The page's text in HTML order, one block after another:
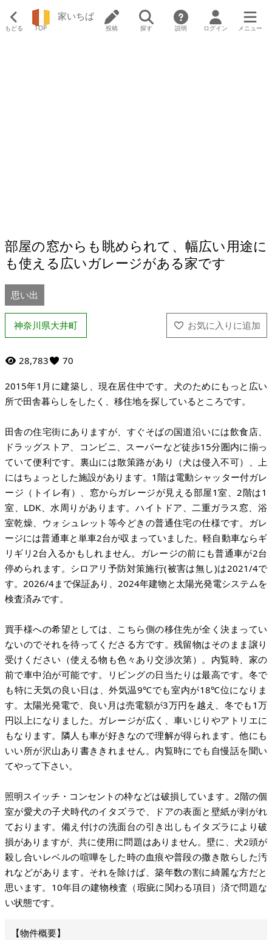
もどる TOP
家いちば
投稿 探す 説明 ログイン メニュー
部屋の窓からも眺められて、幅広い用途に
も使える広いガレージがある家です
思い出
神奈川県大井町
28,783 70
2015年1月に建築し、現在居住中です。犬のためにもっと広い
所で田舎暮らしをしたく、移住地を探しているところです。
田舎の住宅街にありますが、すぐそばの国道沿いには飲食店、
ドラッグストア、コンビニ、スーパーなど徒歩15分圏内に揃っ
ていて便利です。裏山には散策路があり（犬は侵入不可）、上
にはちょっとした施設があります。1階は電動シャッター付ガレ
ージ（トイレ有）、窓からガレージが見える部屋1室、2階は1
室、LDK、水周りがあります。ハイトドア、二重ガラス窓、浴
室乾燥、ウォシュレット等今どきの普通住宅の仕様です。ガレ
ージには普通車と単車2台が収まっていました。軽自動車ならギ
リギリ2台入るかもしれません。ガレージの前にも普通車が2台
停められます。シロアリ予防対策施行(被害は無し)は2021/4で
す。2026/4まで保証あり、2024年建物と太陽光発電システムを
検査済みです。
買手様への希望としては、こちら側の移住先が全く決まってい
ないのでそれを待ってくださる方です。残留物はそのまま譲り
受けください（使える物も色々あり交渉次第）。内覧時、家の
前で車中泊が可能です。リビングの日当たりは最高です。冬で
も特に天気の良い日は、外気温9℃でも室内が18℃位になりま
す。太陽光発電で、良い月は売電額が3万円を越え、冬でも1万
円以上になりました。ガレージが広く、車いじりやアトリエに
もなります。隣人も車が好きなので理解が得られます。他にも
いい所が沢山あり書ききれません。内覧時にでも自慢話を聞い
てやって下さい。
照明スイッチ・コンセントの枠などは破損しています。2階の個
室が愛犬の子犬時代のイタズラで、ドアの表面と壁紙が剥がれ
ております。備え付けの洗面台の引き出しもイタズラにより破
損がありますが、共に使用に問題はありません。壁に、犬2頭が
殺し合いレベルの喧嘩をした時の血痕や普段の撒き散らした汚
れなどがあります。それを除けば、築年数の割に綺麗な方だと
思います。10年目の建物検査（瑕疵に関わる項目）済で問題な
い状態です。